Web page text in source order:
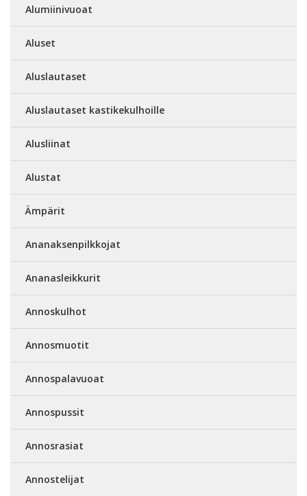
Alumiinivuoat
Aluset
Aluslautaset
Aluslautaset kastikekulhoille
Alusliinat
Alustat
Ämpärit
Ananaksenpilkkojat
Ananasleikkurit
Annoskulhot
Annosmuotit
Annospalavuoat
Annospussit
Annosrasiat
Annostelijat